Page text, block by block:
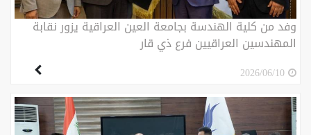
وفد من كلية الهندسة بجامعة العين العراقية يزور نقابة
المهندسين العراقيين فرع ذي قار
2026/06/10